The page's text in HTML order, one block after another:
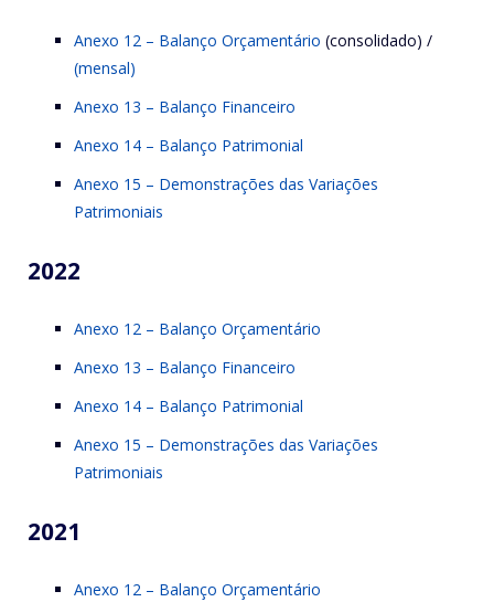
Anexo 12 – Balanço Orçamentário (consolidado) /
(mensal)
Anexo 13 – Balanço Financeiro
Anexo 14 – Balanço Patrimonial
Anexo 15 – Demonstrações das Variações
Patrimoniais
2022
Anexo 12 – Balanço Orçamentário
Anexo 13 – Balanço Financeiro
Anexo 14 – Balanço Patrimonial
Anexo 15 – Demonstrações das Variações
Patrimoniais
2021
Anexo 12 – Balanço Orçamentário